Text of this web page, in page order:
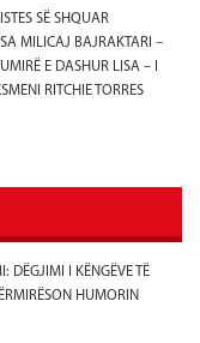
SË SHQUAR
MILICAJ BAJRAKTARI –
E DASHUR LISA – I
RITCHIE TORRES
DËGJIMI I KËNGËVE TË
HUMORIN